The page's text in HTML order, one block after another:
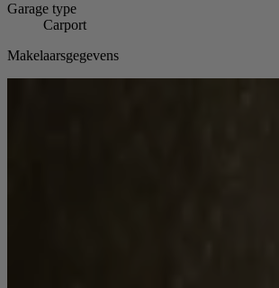
Garage type
Carport
Makelaarsgegevens